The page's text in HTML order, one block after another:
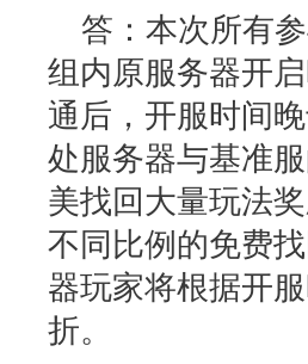
答：本次所有
组内原服务器开
通后，开服时间
处服务器与基准
美找回大量玩法
不同比例的免费
器玩家将根据开
折。